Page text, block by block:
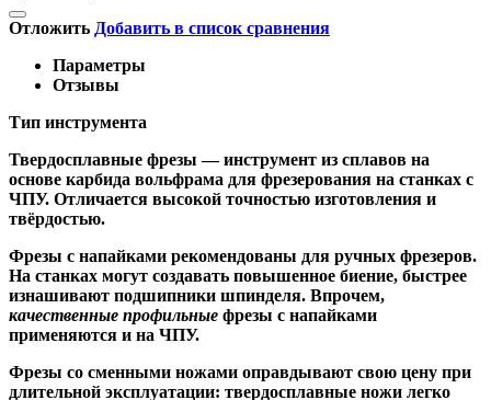
Отложить Добавить в список сравнения
Параметры
Отзывы
Тип инструмента
Твердосплавные фрезы — инструмент из сплавов на
основе карбида вольфрама для фрезерования на станках с
ЧПУ. Отличается высокой точностью изготовления и
твёрдостью.
Фрезы с напайками рекомендованы для ручных фрезеров.
На станках могут создавать повышенное биение, быстрее
изнашивают подшипники шпинделя. Впрочем,
качественные профильные фрезы с напайками
применяются и на ЧПУ.
Фрезы со сменными ножами оправдывают свою цену при
длительной эксплуатации: твердосплавные ножи легко